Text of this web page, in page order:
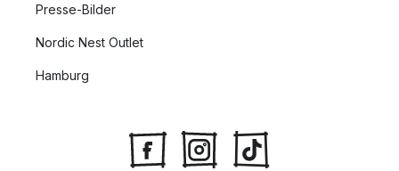
Presse-Bilder
Nordic Nest Outlet
Hamburg